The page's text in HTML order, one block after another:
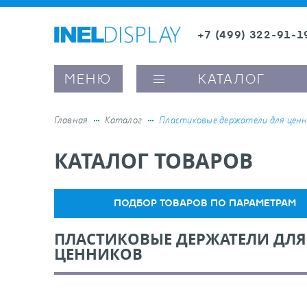
+7 (499) 322-91-
МЕНЮ КАТАЛОГ
ценникодержатели
полочного пространства
вывесок и шелфтокеры
Главная Каталог Пластиковые держатели для
КАТАЛОГ ТОВАРОВ
ПОДБОР ТОВАРОВ ПО ПАРАМЕТРАМ
ПЛАСТИКОВЫЕ ДЕРЖАТЕЛИ ДЛЯ
ЦЕННИКОВ